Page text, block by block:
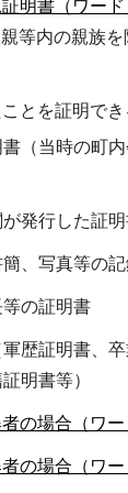
明書（ワード
等内の親族
ことを証明で
（当時の町
発行した証
、写真等の
の証明書
歴証明書、
明書等）
の場合（ワー
の場合（ワー